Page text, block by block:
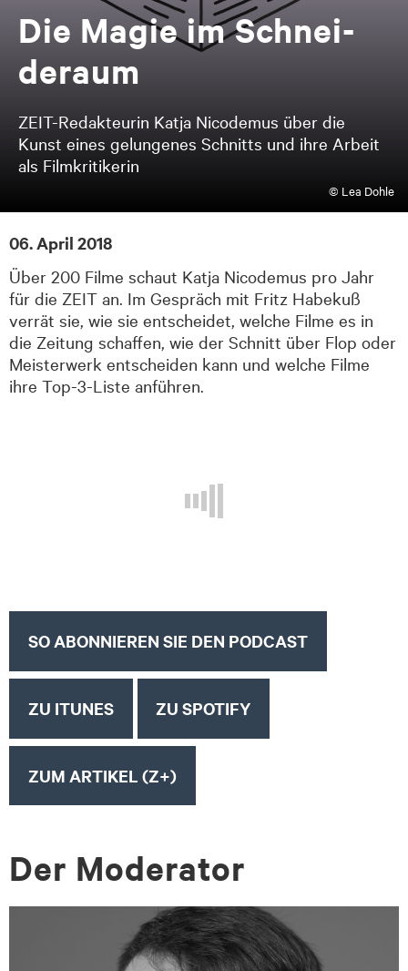
Die Ma­gie im Schnei­
de­raum
ZEIT-Redakteurin Katja Nicodemus über die
Kunst eines gelungenes Schnitts und ihre Arbeit
als Filmkritikerin
© Lea Dohle
06. April 2018
Über 200 Filme schaut Katja Nicodemus pro Jahr
für die ZEIT an. Im Gespräch mit Fritz Habekuß
verrät sie, wie sie entscheidet, welche Filme es in
die Zeitung schaffen, wie der Schnitt über Flop oder
Meisterwerk entscheiden kann und welche Filme
ihre Top-3-Liste anführen.
SO ABONNIEREN SIE DEN PODCAST
ZU ITUNES ZU SPOTIFY
ZUM ARTIKEL (Z+)
Der Mo­dera­tor